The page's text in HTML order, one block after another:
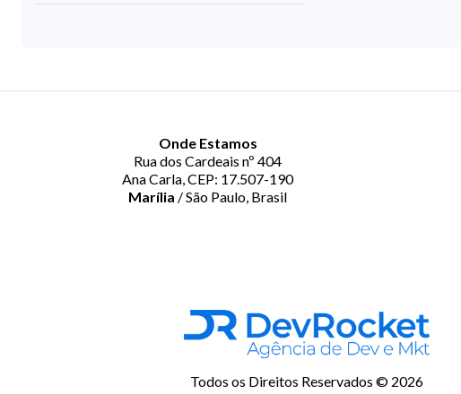
Onde Estamos
Rua dos Cardeais nº 404
Ana Carla, CEP: 17.507-190
Marília / São Paulo, Brasil
Todos os Direitos Reservados © 2026